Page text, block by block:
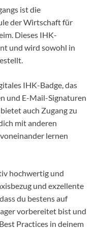
ist die
der Wirtschaft für
Dieses IHK-
und wird sowohl in
IHK-Badge, das
und E-Mail-Signaturen
auch Zugang zu
mit anderen
lernen
hochwertig und
und exzellente
du bestens auf
vorbereitet bist und
Practices in deinem